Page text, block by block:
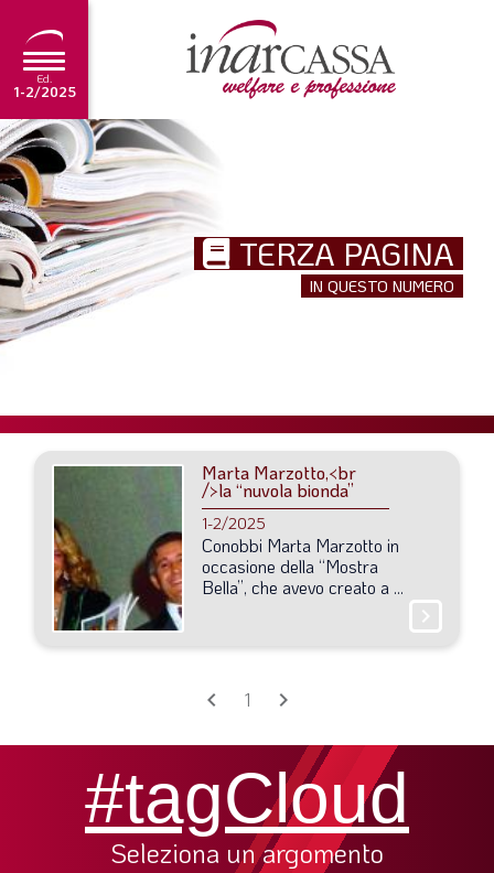
Ed.
1-2/2025
NEWS
EDITORIALE
TUTORIAL
SCADENZARIO
ARCHIVIO
Ultima edizione
1-2/2025
EDITORIALE
PREVIDENZA
FOCUS
LE FOTO DEL FIL ROUGE
IN QUESTO NUMERO
SCENARIO ECONOMICO
SPAZIO APERTO
TERZA PAGINA
IN QUESTO NUMERO
Marta Marzotto,<br
/>la “nuvola bionda”
1-2/2025
Conobbi Marta Marzotto in
occasione della “Mostra
Bella”, che avevo creato a ...
chevron_right
chevron_left 1 chevron_right
#tagCloud
Seleziona un argomento